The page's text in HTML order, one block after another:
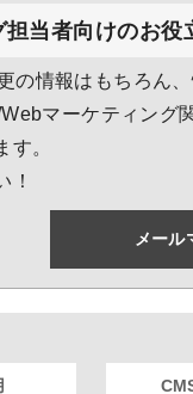
当者向けのお役
の情報はもちろん
マーケティング
す。
！
メール